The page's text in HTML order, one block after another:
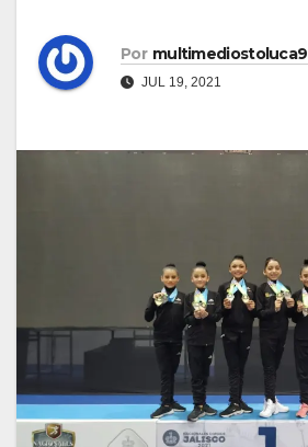
Por multimediostoluca9
JUL 19, 2021